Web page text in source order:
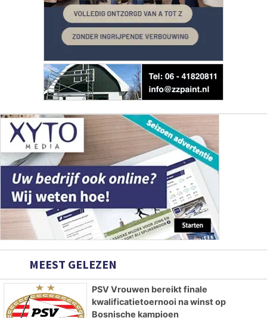
MEEST GELEZEN
PSV Vrouwen bereikt finale
kwalificatietoernooi na winst op
Bosnische kampioen